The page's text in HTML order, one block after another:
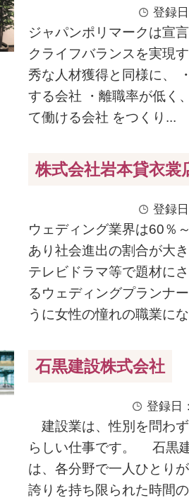
登録
ジャパンポリマークは宣
クライフバランスを実現
秀な人材獲得と同様に、
する会社 ・離職率が低く
て働ける会社 をつくり...
株式会社岩本貸衣裳
登録
ウェディング業界は60％
あり社会進出の割合が大
テレビドラマ等で題材に
るウェディングプランナ
うに女性の憧れの職業に
石黒建設株式会社
登録日
建設業は、性別を問わ
らしい仕事です。 石黒
は、各分野で一人ひとり
誇りを持ち限られた時間